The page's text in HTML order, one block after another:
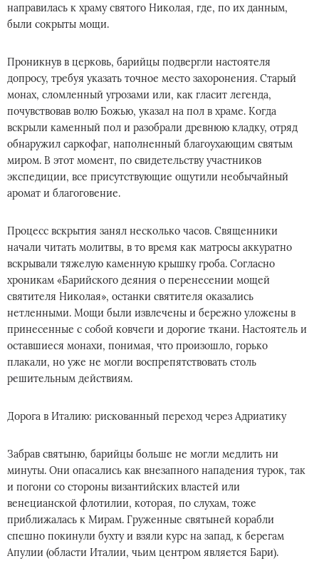
направилась к храму святого Николая, где, по их данным,
были сокрыты мощи.
Проникнув в церковь, барийцы подвергли настоятеля
допросу, требуя указать точное место захоронения. Старый
монах, сломленный угрозами или, как гласит легенда,
почувствовав волю Божью, указал на пол в храме. Когда
вскрыли каменный пол и разобрали древнюю кладку, отряд
обнаружил саркофаг, наполненный благоухающим святым
миром. В этот момент, по свидетельству участников
экспедиции, все присутствующие ощутили необычайный
аромат и благоговение.
Процесс вскрытия занял несколько часов. Священники
начали читать молитвы, в то время как матросы аккуратно
вскрывали тяжелую каменную крышку гроба. Согласно
хроникам «Барийского деяния о перенесении мощей
святителя Николая», останки святителя оказались
нетленными. Мощи были извлечены и бережно уложены в
принесенные с собой ковчеги и дорогие ткани. Настоятель и
оставшиеся монахи, понимая, что произошло, горько
плакали, но уже не могли воспрепятствовать столь
решительным действиям.
Дорога в Италию: рискованный переход через Адриатику
Забрав святыню, барийцы больше не могли медлить ни
минуты. Они опасались как внезапного нападения турок, так
и погони со стороны византийских властей или
венецианской флотилии, которая, по слухам, тоже
приближалась к Мирам. Груженные святыней корабли
спешно покинули бухту и взяли курс на запад, к берегам
Апулии (области Италии, чьим центром является Бари).